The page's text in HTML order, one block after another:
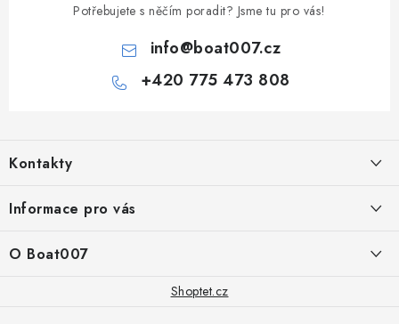
Potřebujete s něčím poradit? Jsme tu pro vás!
info@boat007.cz
+420 775 473 808
p
a
Kontakty
+420 775 473 808
PŘÍJEM/VÝDEJ/SERVIS zakázek
Informace pro vás
O Boat007
Shoptet.cz